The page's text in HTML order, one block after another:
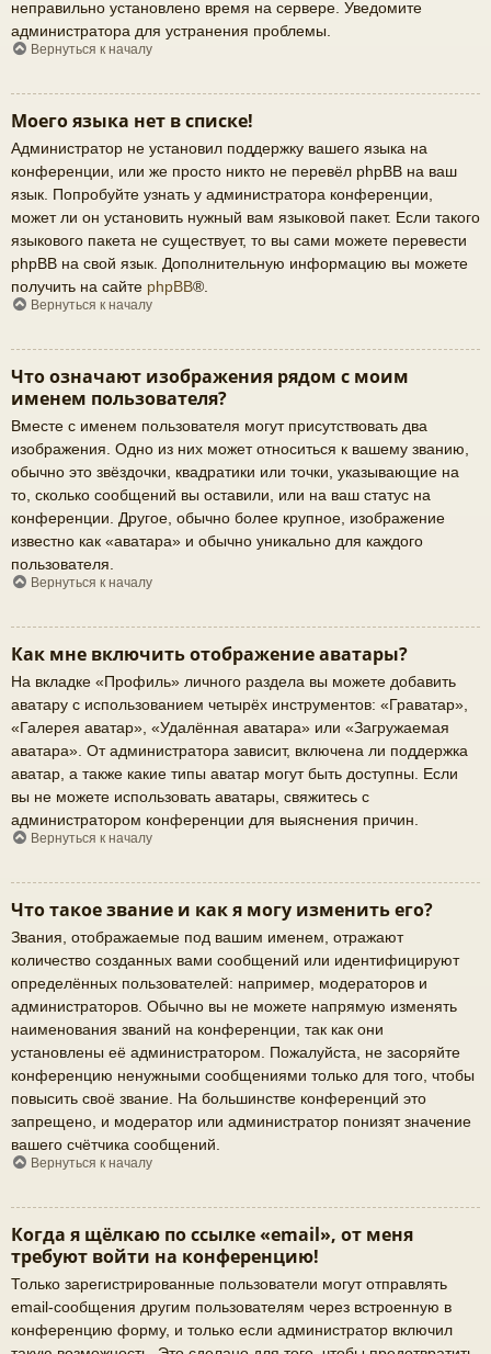
неправильно установлено время на сервере. Уведомите
администратора для устранения проблемы.
Вернуться к началу
Моего языка нет в списке!
Администратор не установил поддержку вашего языка на
конференции, или же просто никто не перевёл phpBB на ваш
язык. Попробуйте узнать у администратора конференции,
может ли он установить нужный вам языковой пакет. Если такого
языкового пакета не существует, то вы сами можете перевести
phpBB на свой язык. Дополнительную информацию вы можете
получить на сайте phpBB®.
Вернуться к началу
Что означают изображения рядом с моим
именем пользователя?
Вместе с именем пользователя могут присутствовать два
изображения. Одно из них может относиться к вашему званию,
обычно это звёздочки, квадратики или точки, указывающие на
то, сколько сообщений вы оставили, или на ваш статус на
конференции. Другое, обычно более крупное, изображение
известно как «аватара» и обычно уникально для каждого
пользователя.
Вернуться к началу
Как мне включить отображение аватары?
На вкладке «Профиль» личного раздела вы можете добавить
аватару с использованием четырёх инструментов: «Граватар»,
«Галерея аватар», «Удалённая аватара» или «Загружаемая
аватара». От администратора зависит, включена ли поддержка
аватар, а также какие типы аватар могут быть доступны. Если
вы не можете использовать аватары, свяжитесь с
администратором конференции для выяснения причин.
Вернуться к началу
Что такое звание и как я могу изменить его?
Звания, отображаемые под вашим именем, отражают
количество созданных вами сообщений или идентифицируют
определённых пользователей: например, модераторов и
администраторов. Обычно вы не можете напрямую изменять
наименования званий на конференции, так как они
установлены её администратором. Пожалуйста, не засоряйте
конференцию ненужными сообщениями только для того, чтобы
повысить своё звание. На большинстве конференций это
запрещено, и модератор или администратор понизят значение
вашего счётчика сообщений.
Вернуться к началу
Когда я щёлкаю по ссылке «email», от меня
требуют войти на конференцию!
Только зарегистрированные пользователи могут отправлять
email-сообщения другим пользователям через встроенную в
конференцию форму, и только если администратор включил